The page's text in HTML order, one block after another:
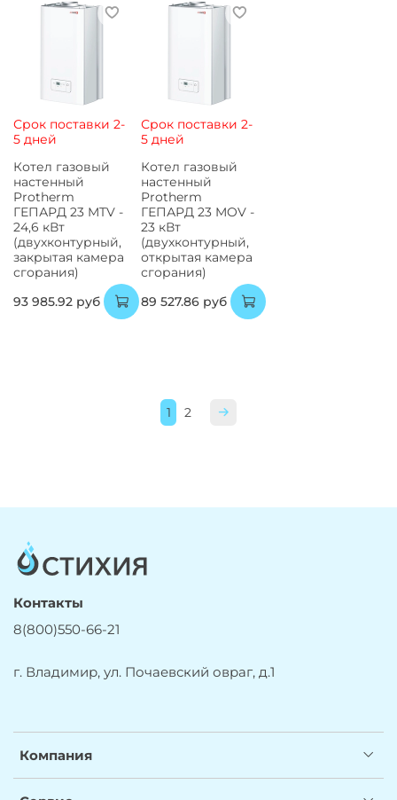
Срок поставки 2-
5 дней
Котел газовый
настенный
Protherm
ГЕПАРД 23 MTV -
24,6 кВт
(двухконтурный,
закрытая камера
сгорания)
93 985.92 руб
Срок поставки 2-
5 дней
Котел газовый
настенный
Protherm
ГЕПАРД 23 MOV -
23 кВт
(двухконтурный,
открытая камера
сгорания)
89 527.86 руб
1 2
Компания
Контакты
8(800)550-66-21
г. Владимир, ул. Почаевский овраг, д.1